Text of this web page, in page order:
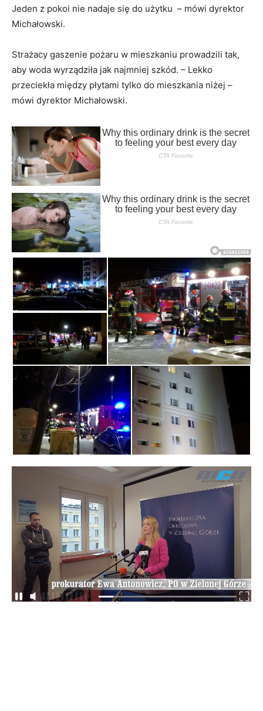
Jeden z pokoi nie nadaje się do użytku – mówi dyrektor
Michałowski.
Strażacy gaszenie pożaru w mieszkaniu prowadzili tak,
aby woda wyrządziła jak najmniej szkód. – Lekko
przeciekła między płytami tylko do mieszkania niżej –
mówi dyrektor Michałowski.